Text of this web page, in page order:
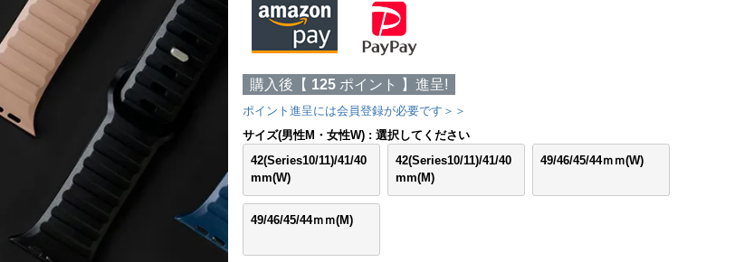
購入後【 125 ポイント 】進呈!
ポイント進呈には会員登録が必要です＞＞
サイズ(男性M・女性W)
選択してください
42(Series10/11)/41/40
mm(W)
42(Series10/11)/41/40
mm(M)
49/46/45/44ｍｍ(W)
49/46/45/44ｍｍ(M)